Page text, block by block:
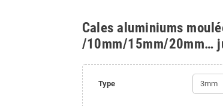
Cales aluminiums
/10mm/15mm/20mm…
Type